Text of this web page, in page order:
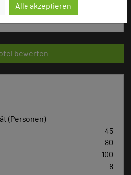
Alle akzeptieren
bewerten
(Personen)
45
80
100
8